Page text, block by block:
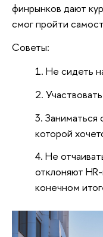
финрынков дают
смог пройти
Советы:
Не сидеть
Заниматься
которой
Не
отклоняют
конечном